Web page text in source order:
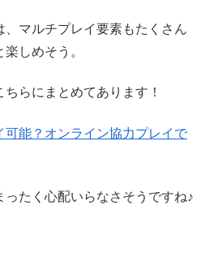
マルチプレイ要素もたくさん
しめそう。
らにまとめてあります！
可能？オンライン協力プレイで
たく心配いらなさそうですね♪